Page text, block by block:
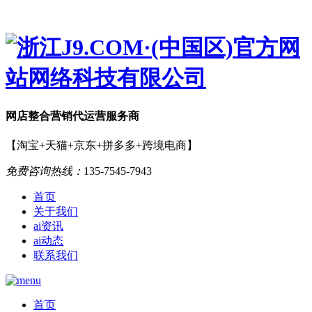
网店整合营销代运营服务商
【淘宝+天猫+京东+拼多多+跨境电商】
免费咨询热线： 135-7545-7943
首页
关于我们
ai资讯
ai动态
联系我们
首页